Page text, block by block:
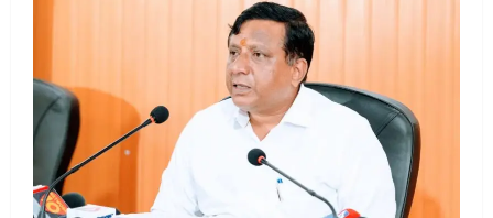
3
UTTARAKHAND NEWS
जिलाधिकारी/जिला निर्वाचन अधिकारी ने
सहसपुर विधानसभा क्षेत्र के पोलिंग बूथों का
निरीक्षण कर एसआईआर आपत्ति निस्तारण
शिविर की व्यवस्थाओं का लिया जायजा
August 6, 2026
UTTARAKHAND NEWS
तीलू रौतेली पुरस्कार के लिए 13 वीरांगनाओं का